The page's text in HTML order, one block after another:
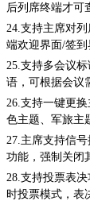
后列席终端才可
24. 支持主席对
端欢迎界面/签到
25. 支持多会议
语，可根据会议
26. 支持一键更
色主题、军旅主
27. 主席支持信
功能，强制关闭
28. 支持投票表
时投票模式，表